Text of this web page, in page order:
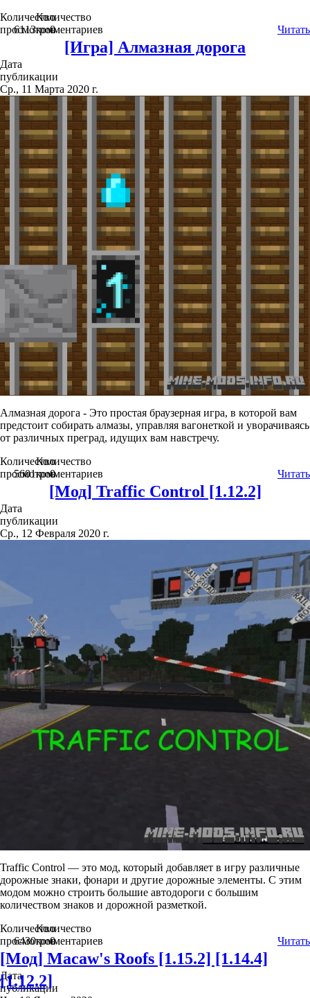
Количество
просмотров
6113
Количество
комментариев
0 Читать
[Игра] Алмазная дорога
Дата
публикации
Ср., 11 Марта 2020 г.
Алмазная дорога - Это простая браузерная игра, в которой вам
предстоит собирать алмазы, управляя вагонеткой и уворачиваясь
от различных преград, идущих вам навстречу.
Количество
просмотров
5601
Количество
комментариев
0 Читать
[Мод] Traffic Control [1.12.2]
Дата
публикации
Ср., 12 Февраля 2020 г.
Traffic Control — это мод, который добавляет в игру различные
дорожные знаки, фонари и другие дорожные элементы. С этим
модом можно строить большие автодороги с большим
количеством знаков и дорожной разметкой.
Количество
просмотров
6430
Количество
комментариев
0 Читать
[Мод] Macaw's Roofs [1.15.2] [1.14.4]
[1.12.2]
Дата
публикации